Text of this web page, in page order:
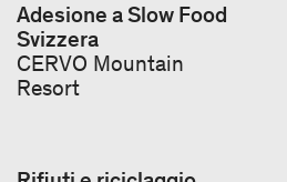
Adesione a Slow Food
Svizzera
CERVO Mountain
Resort